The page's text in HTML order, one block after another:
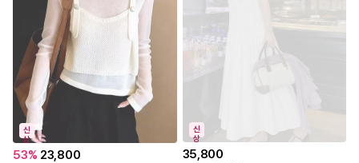
신
상
53% 23,800
신
상
35,800